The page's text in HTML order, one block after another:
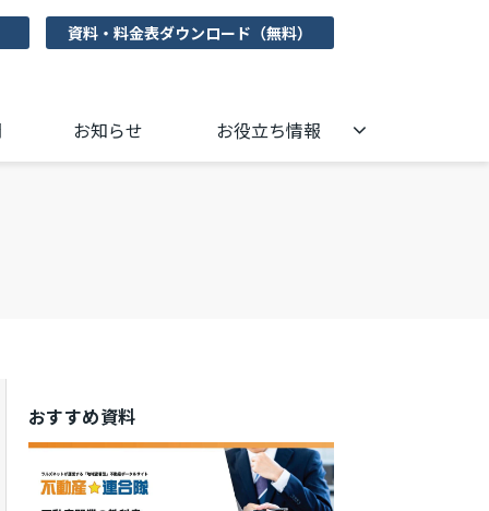
資料・料金表ダウンロード（無料）
お知らせ お役立ち情報
おすすめ資料